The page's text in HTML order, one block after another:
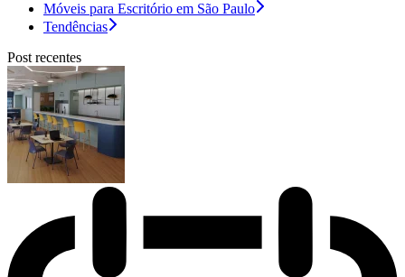
Móveis para Escritório em São Paulo
Tendências
Post recentes